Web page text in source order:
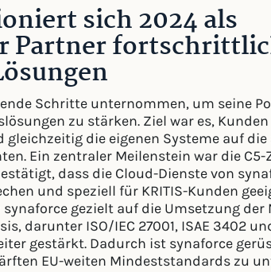
sich 2024 als
Partner
Schritte unternommen, um seine
zu stärken. Ziel war es,
gleichzeitig die eigenen Systeme auf
Ein zentraler Meilenstein war die
dass die Cloud-Dienste von
und speziell für KRITIS-Kunden
gezielt auf die Umsetzung der
darunter ISO/IEC 27001, ISAE 3402
gestärkt. Dadurch ist synaforce
EU-weiten Mindeststandards zu